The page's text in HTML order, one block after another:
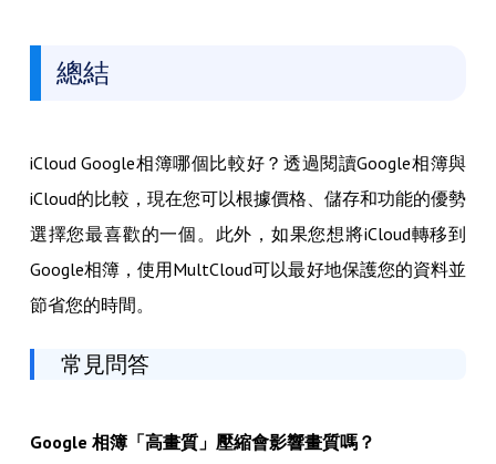
總結
iCloud Google相簿哪個比較好？透過閱讀Google相簿與
iCloud的比較，現在您可以根據價格、儲存和功能的優勢
選擇您最喜歡的一個。此外，如果您想將iCloud轉移到
Google相簿，使用MultCloud可以最好地保護您的資料並
節省您的時間。
常見問答
Google 相簿「高畫質」壓縮會影響畫質嗎？